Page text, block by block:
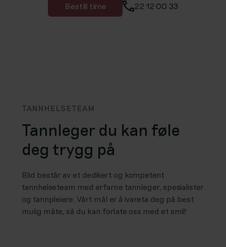
Bestill time 22 12 00 33
TANNHELSETEAM
Tannleger du kan føle
deg trygg på
Blid består av et dedikert og kompetent
tannhelseteam med erfarne tannleger, spesialister
og tannpleiere. Vårt mål er å ivareta deg på best
mulig måte, så du kan forlate oss med et smil!